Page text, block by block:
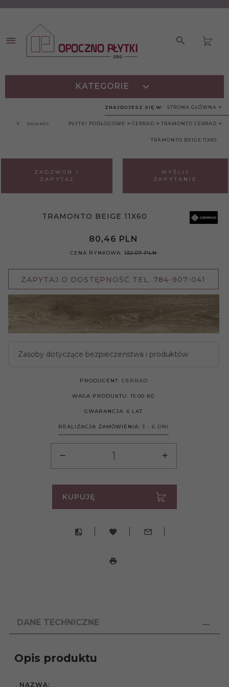
KATEGORIE
POWRÓT
ZNAJDUJESZ SIĘ W: STRONA GŁÓWNA
PŁYTKI PODŁOGOWE CERRAD TRAMONTO CERRAD
TRAMONTO BEIGE 11X60
ZADZWOŃ I
ZAPYTAJ
WYŚLIJ
ZAPYTANIE
TRAMONTO BEIGE 11X60
80,46 PLN
CENA RYNKOWA: 132.07 PLN
ZAPYTAJ O DOSTĘPNOŚĆ TEL. 784-907-041
Zasoby dotyczące bezpieczeństwa i produktów
PRODUCENT: CERRAD
WAGA PRODUKTU:15.00 KG
GWARANCJA:6 LAT
REALIZACJA ZAMÓWIENIA:3 - 6 DNI
KUPUJĘ
DANE TECHNICZNE
Opis produktu
NAZWA: